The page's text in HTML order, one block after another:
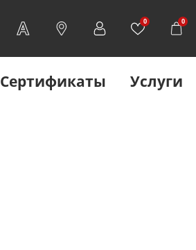
0 0
Сертификаты Услуги